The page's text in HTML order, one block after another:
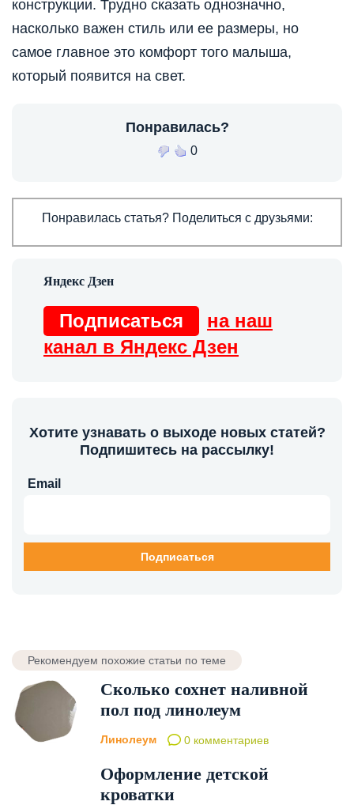
конструкции. Трудно сказать однозначно,
насколько важен стиль или ее размеры, но
самое главное это комфорт того малыша,
который появится на свет.
Понравилась?
0
Понравилась статья? Поделиться с друзьями:
Подписаться
на наш
канал в Яндекс Дзен
Хотите узнавать о выходе новых статей?
Подпишитесь на рассылку!
Email
Рекомендуем похожие статьи по теме
Сколько сохнет наливной
пол под линолеум
Линолеум 0 комментариев
Оформление детской
кроватки